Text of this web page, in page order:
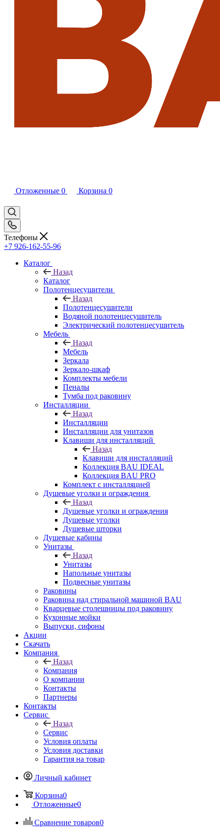
Отложенные 0 Корзина 0
Телефоны
+7 926-162-55-96
Каталог
Назад
Каталог
Полотенцесушители
Назад
Полотенцесушители
Водяной полотенцесушитель
Электрический полотенцесушитель
Мебель
Назад
Мебель
Зеркала
Зеркало-шкаф
Комплекты мебели
Пеналы
Тумба под раковину
Инсталляции
Назад
Инсталляции
Инсталляции для унитазов
Клавиши для инсталляций
Назад
Клавиши для инсталляций
Коллекция BAU IDEAL
Коллекция BAU PRO
Комплект с инсталляцией
Душевые уголки и ограждения
Назад
Душевые уголки и ограждения
Душевые уголки
Душевые шторки
Душевые кабины
Унитазы
Назад
Унитазы
Напольные унитазы
Подвесные унитазы
Раковины
Раковина над стиральной машиной BAU
Кварцевые столешницы под раковину
Кухонные мойки
Выпуски, сифоны
Акции
Скачать
Компания
Назад
Компания
О компании
Контакты
Партнеры
Контакты
Сервис
Назад
Сервис
Условия оплаты
Условия доставки
Гарантия на товар
Личный кабинет
Корзина0
Отложенные0
Сравнение товаров0